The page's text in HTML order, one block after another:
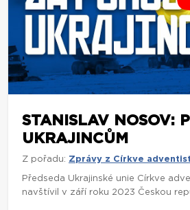
STANISLAV NOSOV:
UKRAJINCŮM
Z pořadu: Zprávy z Církve
Předseda Ukrajinské unie Církve
navštívil v září roku 2023 Českou